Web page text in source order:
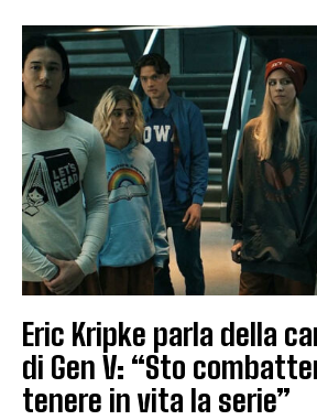
Eric Kripke parla della
di Gen V: “Sto
tenere in vita la serie”